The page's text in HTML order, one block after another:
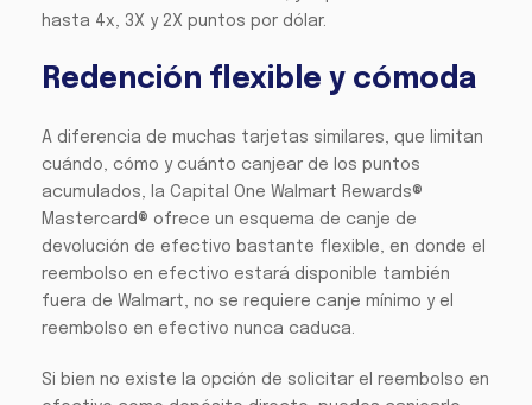
hasta 4x, 3X y 2X puntos por dólar.
Redención flexible y cómoda
A diferencia de muchas tarjetas similares, que limitan
cuándo, cómo y cuánto canjear de los puntos
acumulados, la Capital One Walmart Rewards®
Mastercard® ofrece un esquema de canje de
devolución de efectivo bastante flexible, en donde el
reembolso en efectivo estará disponible también
fuera de Walmart, no se requiere canje mínimo y el
reembolso en efectivo nunca caduca.
Si bien no existe la opción de solicitar el reembolso en